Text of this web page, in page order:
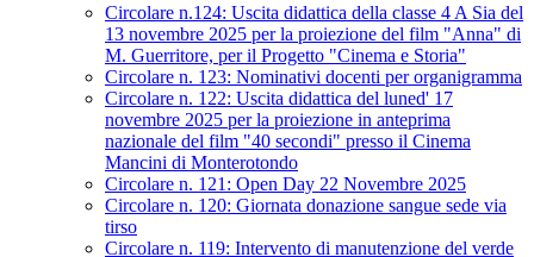
Circolare n.124: Uscita didattica della classe 4 A Sia del
13 novembre 2025 per la proiezione del film "Anna" di
M. Guerritore, per il Progetto "Cinema e Storia"
Circolare n. 123: Nominativi docenti per organigramma
Circolare n. 122: Uscita didattica del luned' 17
novembre 2025 per la proiezione in anteprima
nazionale del film "40 secondi" presso il Cinema
Mancini di Monterotondo
Circolare n. 121: Open Day 22 Novembre 2025
Circolare n. 120: Giornata donazione sangue sede via
tirso
Circolare n. 119: Intervento di manutenzione del verde